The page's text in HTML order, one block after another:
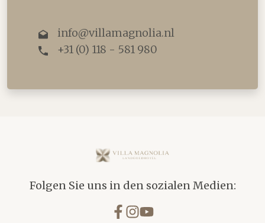
info@villamagnolia.nl
+31 (0) 118 - 581 980
Folgen Sie uns in den sozialen Medien: